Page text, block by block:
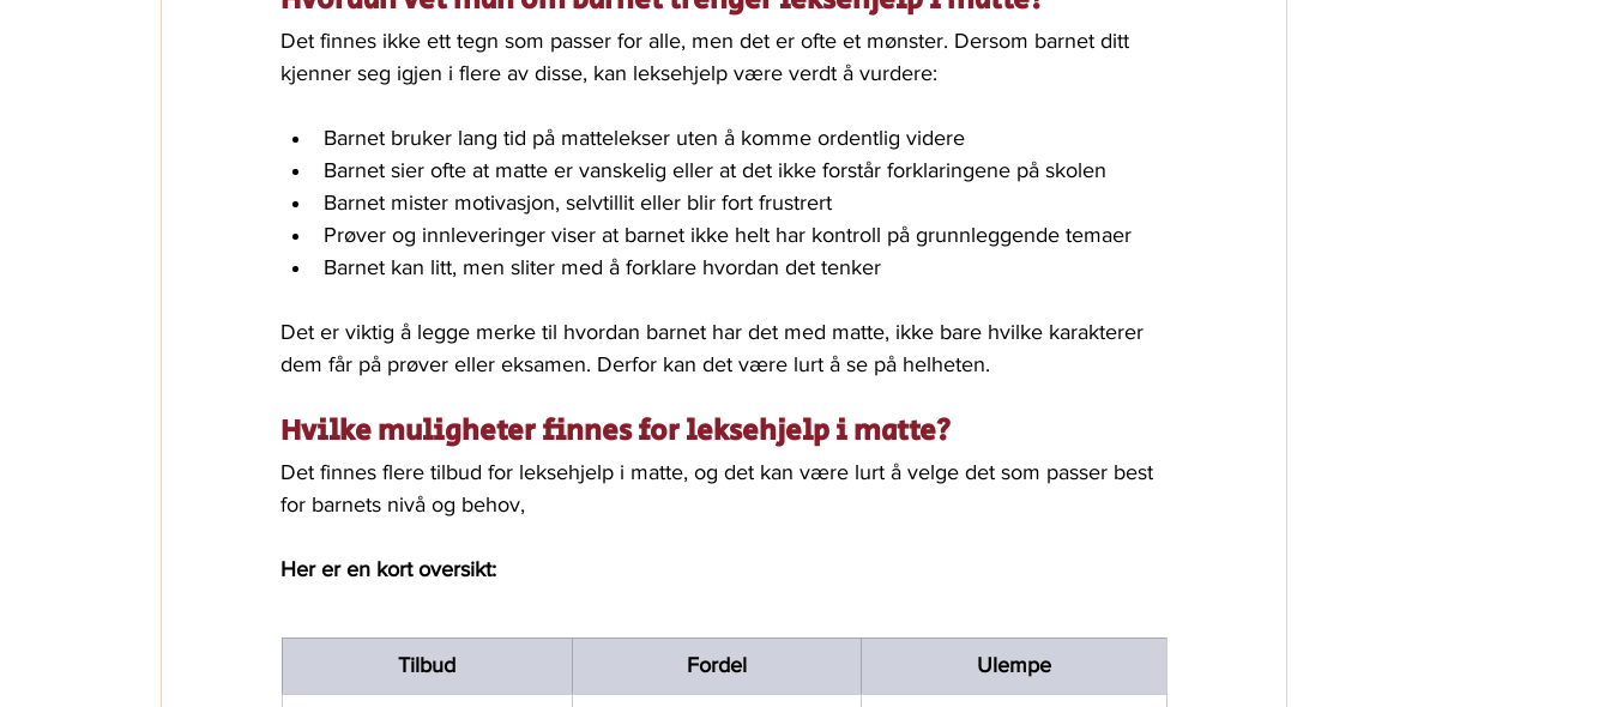
Det finnes ikke ett tegn som passer for alle, men det er ofte et mønster. Dersom barnet ditt
kjenner seg igjen i flere av disse, kan leksehjelp være verdt å vurdere:
Barnet bruker lang tid på mattelekser uten å komme ordentlig videre
Barnet sier ofte at matte er vanskelig eller at det ikke forstår forklaringene på skolen
Barnet mister motivasjon, selvtillit eller blir fort frustrert
Prøver og innleveringer viser at barnet ikke helt har kontroll på grunnleggende temaer
Barnet kan litt, men sliter med å forklare hvordan det tenker
Det er viktig å legge merke til hvordan barnet har det med matte, ikke bare hvilke karakterer
dem får på prøver eller eksamen. Derfor kan det være lurt å se på helheten.
Hvilke muligheter finnes for leksehjelp i matte?
Det finnes flere tilbud for leksehjelp i matte, og det kan være lurt å velge det som passer best
for barnets nivå og behov,
Her er en kort oversikt:
Tilbud Fordel Ulempe